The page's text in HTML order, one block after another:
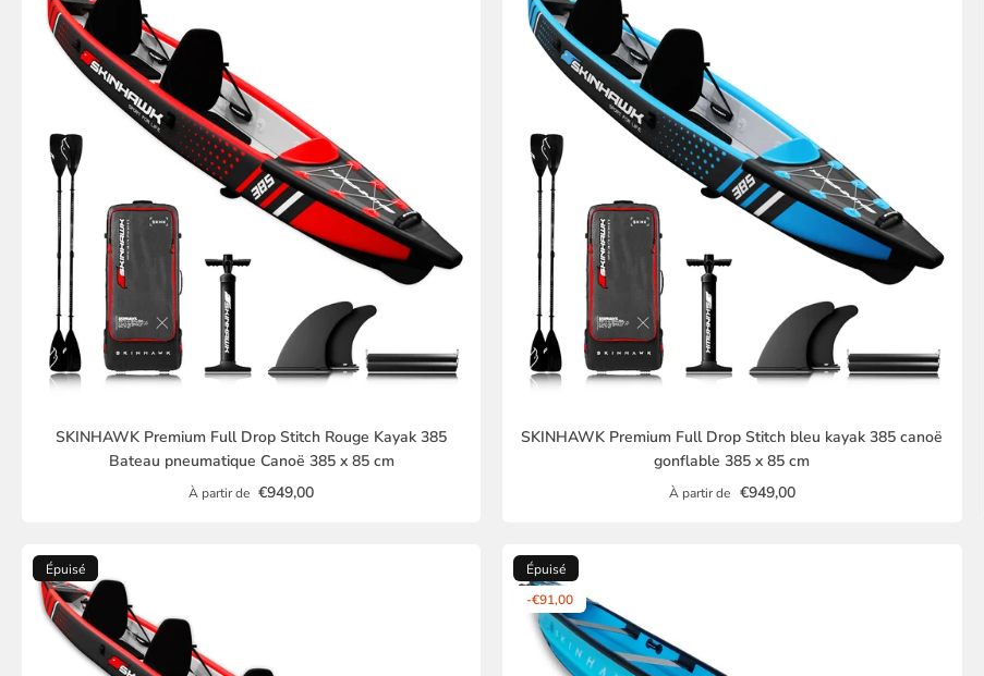
SKINHAWK Premium Full Drop Stitch Rouge Kayak 385
Bateau pneumatique Canoë 385 x 85 cm
À partir de €949,00
SKINHAWK Premium Full Drop Stitch bleu kayak 385 canoë
gonflable 385 x 85 cm
À partir de €949,00
Épuisé
Épuisé
-€91,00